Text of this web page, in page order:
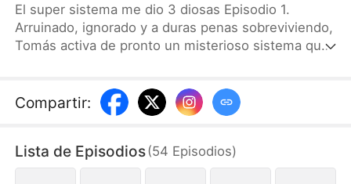
El super sistema me dio 3 diosas Episodio 1.
Arruinado, ignorado y a duras penas sobreviviendo,
Tomás activa de pronto un misterioso sistema que
incluidas tres diosas del campus que comienzan a
competir por su atención.
Compartir:
Lista de Episodios(54 Episodios)